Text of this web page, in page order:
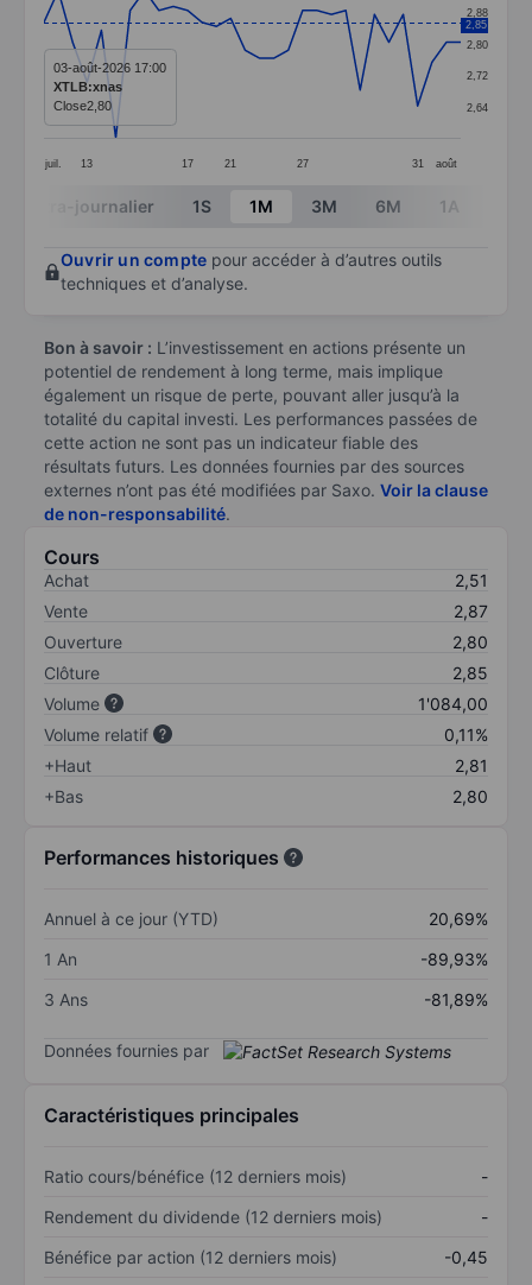
Line chart with 30 data points.
The chart has 1 X axis displaying categories.
The chart has 1 Y axis displaying values. Data
juil. 13 17 21 27 31 août
2,64
2,72
2,80
2,88
2,85
03-août-2026 17:00
XTLB:xnas
Close2,80
End of interactive chart.
Intra-journalier 1S 1M 3M 6M 1A
Ouvrir un compte pour accéder à d’autres outils
techniques et d’analyse.
Bon à savoir : L’investissement en actions présente un
potentiel de rendement à long terme, mais implique
également un risque de perte, pouvant aller jusqu’à la
totalité du capital investi. Les performances passées de
cette action ne sont pas un indicateur fiable des
résultats futurs. Les données fournies par des sources
externes n’ont pas été modifiées par Saxo. Voir la clause
de non-responsabilité.
Cours
Achat
2,51
Vente
2,87
Ouverture
2,80
Clôture
2,85
Volume
1'084,00
Volume relatif
0,11%
+Haut
2,81
+Bas
2,80
Performances historiques
Annuel à ce jour (YTD)
20,69%
1 An
-89,93%
3 Ans
-81,89%
Données fournies par
Caractéristiques principales
Ratio cours/bénéfice (12 derniers mois)
-
Rendement du dividende (12 derniers mois)
-
Bénéfice par action (12 derniers mois)
-0,45